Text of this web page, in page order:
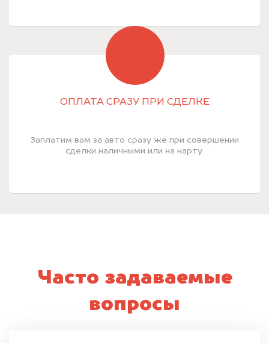
ОПЛАТА СРАЗУ ПРИ СДЕЛКЕ
Заплатим вам за авто сразу же при совершении
сделки наличными или на карту.
Часто задаваемые
вопросы